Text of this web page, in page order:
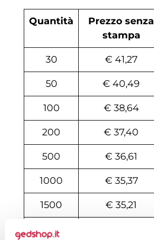
Quantità
Prezzo senza
stampa
30 € 41,27
50 € 40,49
100 € 38,64
200 € 37,40
500 € 36,61
1000 € 35,37
1500 € 35,21
2000